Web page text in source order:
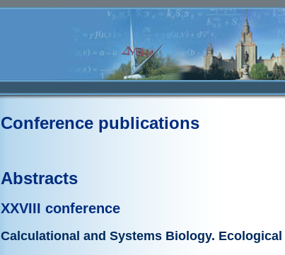
Conference publications
Abstracts
XXVIII conference
Calculational and Systems Biology.